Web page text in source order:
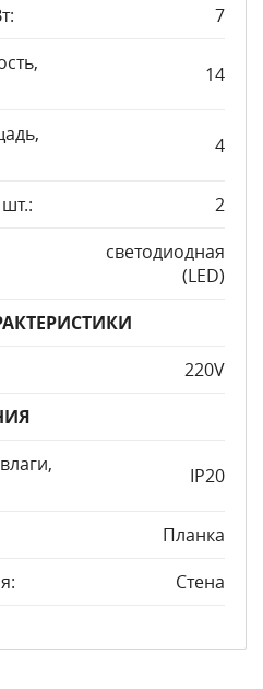
7
14
4
2
светодиодная
(LED)
220V
IP20
Планка
Стена